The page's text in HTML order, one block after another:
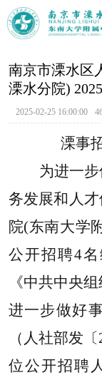
南京市溧水区
溧水分院)
2025-02-25 16:00:00
溧事
为进一
务发展和人
院(东南大学
公开招聘4
《中共中央
进一步做好
（人社部发
位公开招聘